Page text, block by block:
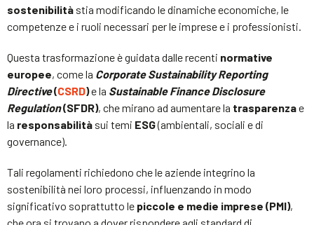
sostenibilità stia modificando le dinamiche economiche, le
competenze e i ruoli necessari per le imprese e i professionisti.
Questa trasformazione è guidata dalle recenti normative
europee, come la Corporate Sustainability Reporting
Directive(CSRD)e la Sustainable Finance Disclosure
Regulation(SFDR), che mirano ad aumentare la trasparenzae
la responsabilità sui temi ESG(ambientali, sociali e di
governance).
Tali regolamenti richiedono che le aziende integrino la
sostenibilità nei loro processi, influenzando in modo
significativo soprattutto le piccole e medie imprese (PMI),